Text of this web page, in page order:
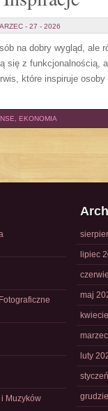
- 27 - 2026
na dobry wygląd, ale
się z funkcjonalnością,
które inspiruje
EKONOMIA
Muzyków
lipiec
maj
luty